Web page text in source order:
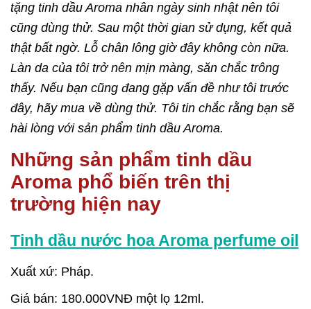
tặng tinh dầu Aroma nhân ngày sinh nhật nên tôi
cũng dùng thử. Sau một thời gian sử dụng, kết quả
thật bất ngờ. Lỗ chân lông giờ đây không còn nữa.
Làn da của tôi trở nên mịn màng, săn chắc trông
thấy. Nếu bạn cũng đang gặp vấn đề như tôi trước
đây, hãy mua về dùng thử. Tôi tin chắc rằng bạn sẽ
hài lòng với sản phẩm tinh dầu Aroma.
Những sản phẩm tinh dầu
Aroma phổ biến trên thị
trường hiện nay
Tinh dầu nước hoa Aroma perfume oil
Xuất xứ: Pháp.
Giá bán: 180.000VNĐ một lọ 12ml.